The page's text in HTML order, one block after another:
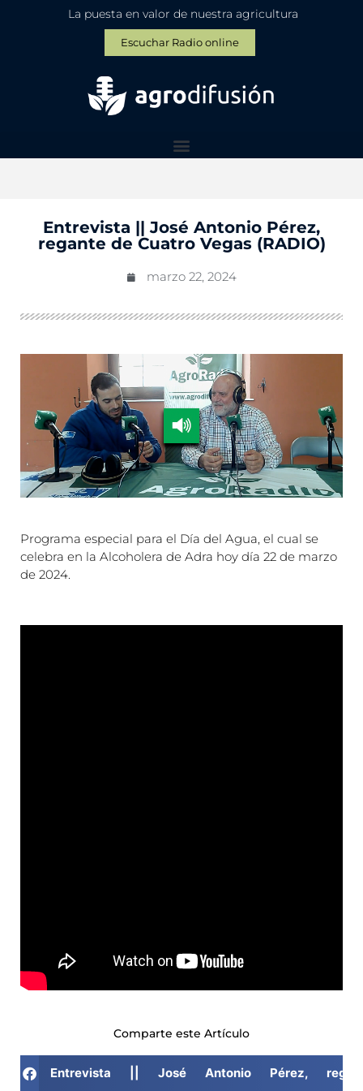
La puesta en valor de nuestra agricultura
Escuchar Radio online
Entrevista || José Antonio Pérez,
regante de Cuatro Vegas (RADIO)
marzo 22, 2024
Programa especial para el Día del Agua, el cual se
celebra en la Alcoholera de Adra hoy día 22 de marzo
de 2024.
Comparte este Artículo
Entrevista || José Antonio Pérez,